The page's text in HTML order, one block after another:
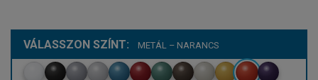
VÁLASSZON SZÍNT: METÁL – NARANCS